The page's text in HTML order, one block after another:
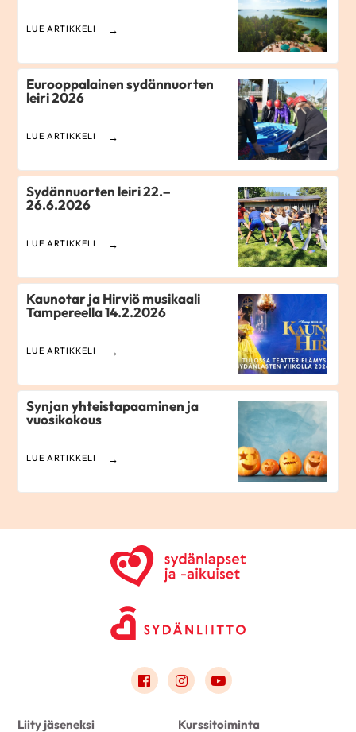
LUE ARTIKKELI
Eurooppalainen sydännuorten
leiri 2026
LUE ARTIKKELI
Sydännuorten leiri 22.–
26.6.2026
LUE ARTIKKELI
Kaunotar ja Hirviö musikaali
Tampereella 14.2.2026
LUE ARTIKKELI
Synjan yhteistapaaminen ja
vuosikokous
LUE ARTIKKELI
Link to facebook
Link to instagram
Link to youtube
Liity jäseneksi Kurssitoiminta